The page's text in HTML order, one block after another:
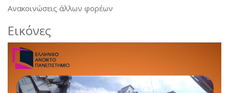
Ανακοινώσεις άλλων φορέων
Εικόνες